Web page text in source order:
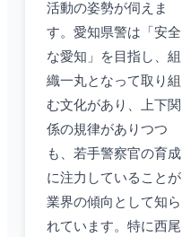
活動の姿勢が伺えま
す。愛知県警は「安全
な愛知」を目指し、組
織一丸となって取り組
む文化があり、上下関
係の規律がありつつ
も、若手警察官の育成
に注力していることが
業界の傾向として知ら
れています。特に西尾